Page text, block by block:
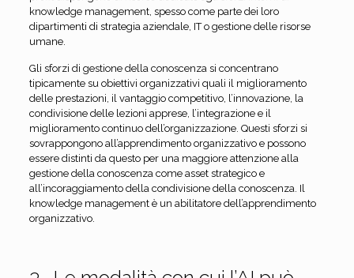
knowledge management, spesso come parte dei loro
dipartimenti di strategia aziendale, IT o gestione delle risorse
umane.
Gli sforzi di gestione della conoscenza si concentrano
tipicamente su obiettivi organizzativi quali il miglioramento
delle prestazioni, il vantaggio competitivo, l’innovazione, la
condivisione delle lezioni apprese, l’integrazione e il
miglioramento continuo dell’organizzazione. Questi sforzi si
sovrappongono all’apprendimento organizzativo e possono
essere distinti da questo per una maggiore attenzione alla
gestione della conoscenza come asset strategico e
all’incoraggiamento della condivisione della conoscenza. Il
knowledge management è un abilitatore dell’apprendimento
organizzativo.